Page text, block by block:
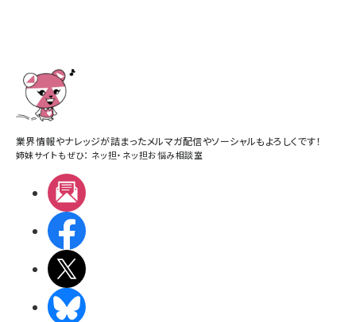
業界情報やナレッジが詰まったメルマガ配信やソーシャルもよろしくです！
姉妹サイトもぜひ： ネッ担・ ネッ担お悩み相談室